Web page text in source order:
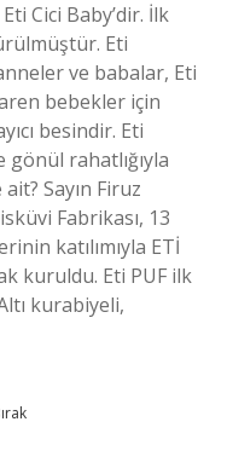
Cici Baby’dir. İlk
Eti
ve babalar, Eti
bebekler için
besindir. Eti
rahatlığıyla
Sayın Firuz
Fabrikası, 13
katılımıyla ETİ
kuruldu. Eti PUF ilk
kurabiyeli,